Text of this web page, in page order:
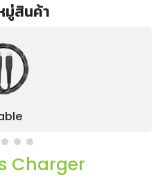
มู่สินค้า
Charger